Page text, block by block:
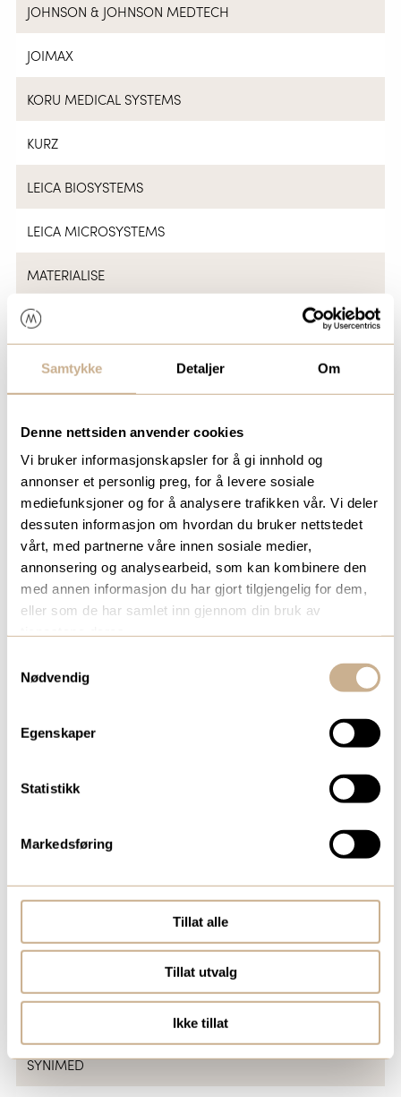
Samtykke Detaljer Om
Denne nettsiden anvender cookies
Vi bruker informasjonskapsler for å gi innhold og
annonser et personlig preg, for å levere sosiale
mediefunksjoner og for å analysere trafikken vår. Vi deler
dessuten informasjon om hvordan du bruker nettstedet
vårt, med partnerne våre innen sosiale medier,
annonsering og analysearbeid, som kan kombinere den
med annen informasjon du har gjort tilgjengelig for dem,
eller som de har samlet inn gjennom din bruk av
Nødvendig
Egenskaper
Statistikk
Markedsføring
Tillat alle
Tillat utvalg
Ikke tillat
JOHNSON & JOHNSON MEDTECH
JOIMAX
KORU MEDICAL SYSTEMS
KURZ
LEICA BIOSYSTEMS
LEICA MICROSYSTEMS
MATERIALISE
MATRIX SURGICAL
MEDENVISION
MIZUHO OSI
OBJECTIVE IMAGING
OPT SURGISYSTEMS
ORLVISION
PMT CORPORATION
RIMSA
RUDOLF MEDICAL GMBH
SYNIMED